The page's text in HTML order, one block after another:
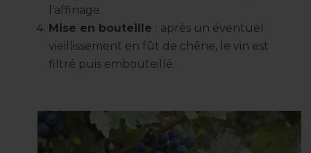
l’affinage.
Mise en bouteille : après un éventuel
vieillissement en fût de chêne, le vin est
filtré puis embouteillé.